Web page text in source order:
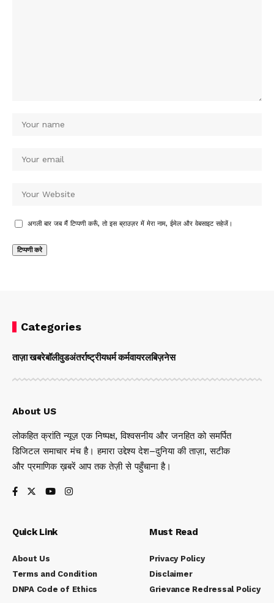
अगली बार जब मैं टिप्पणी करूँ, तो इस ब्राउज़र में मेरा नाम, ईमेल और वेबसाइट सहेजें।
Categories
ताज़ा खबरेबॉलीवुडअंतर्राष्ट्रीयधर्म कर्मवायरलबिज़नेस
About US
लोकहित क्रांति न्यूज़ एक निष्पक्ष, विश्वसनीय और जनहित को समर्पित
डिजिटल समाचार मंच है। हमारा उद्देश्य देश–दुनिया की ताज़ा, सटीक
और प्रमाणिक ख़बरें आप तक तेज़ी से पहुँचाना है।
Quick Link
About Us
Terms and Condition
DNPA Code of Ethics
Must Read
Privacy Policy
Disclaimer
Grievance Redressal Policy